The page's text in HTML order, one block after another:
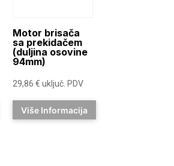
Motor brisača
sa prekidačem
(duljina osovine
94mm)
29,86 € uključ. PDV
Više Informacija